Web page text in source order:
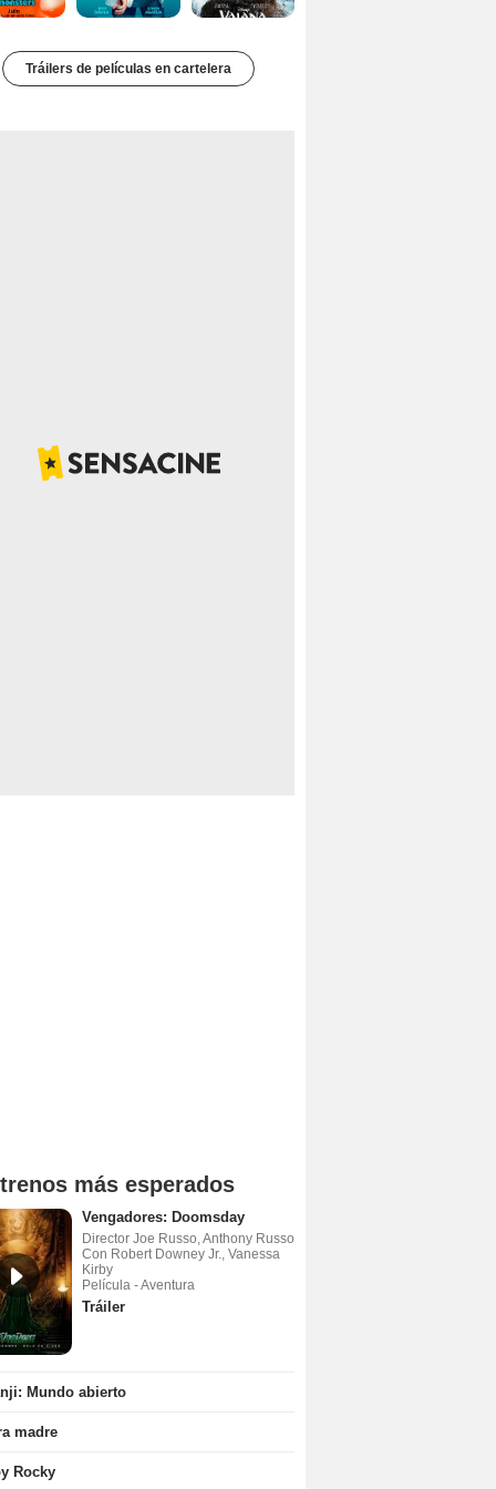
Tráilers de películas en cartelera
más esperados
Vengadores: Doomsday
Director Joe Russo, Anthony Russo
Con Robert Downey Jr., Vanessa
Kirby
Película - Aventura
Tráiler
Mundo abierto
madre
Rocky